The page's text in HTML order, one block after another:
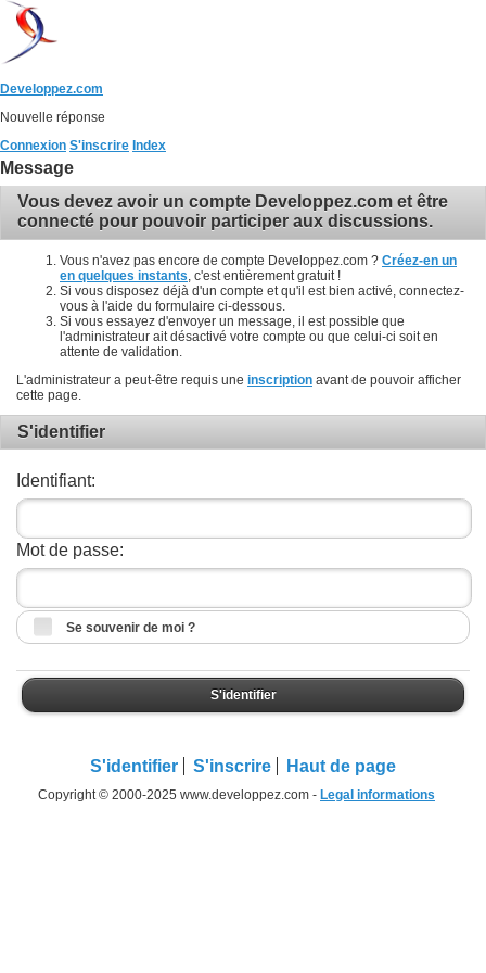
Developpez.com
Nouvelle réponse
Connexion S'inscrire Index
Message
Vous devez avoir un compte Developpez.com et être
connecté pour pouvoir participer aux discussions.
Vous n'avez pas encore de compte Developpez.com ? Créez-en un
en quelques instants , c'est entièrement gratuit !
Si vous disposez déjà d'un compte et qu'il est bien activé, connectez-
vous à l'aide du formulaire ci-dessous.
Si vous essayez d'envoyer un message, il est possible que
l'administrateur ait désactivé votre compte ou que celui-ci soit en
attente de validation.
L'administrateur a peut-être requis une inscription avant de pouvoir afficher
cette page.
S'identifier
Identifiant:
Mot de passe:
Se souvenir de moi ?
S'identifier
S'identifier S'inscrire Haut de page
Copyright © 2000-2025 www.developpez.com - Legal informations